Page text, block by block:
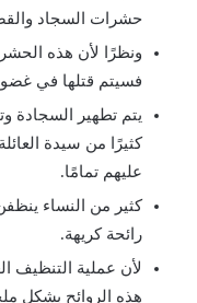
حشرات السجاد
ونظرًا لأن هذه
فسيتم قتلها في
يتم تطهير السجادة
كثيرًا من سيدة
عليهم تمامًا.
كثير من النساء
رائحة كريهة.
لأن عملية التنظيف
هذه الروائح بشكل